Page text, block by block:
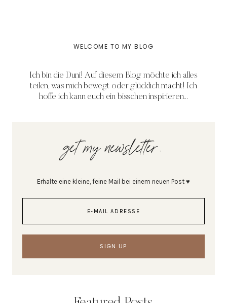
WELCOME TO MY BLOG
Ich bin die Duni! Auf diesem Blog möchte ich alles
teilen, was mich bewegt oder glücklich macht! Ich
hoffe ich kann euch ein bisschen inspirieren...
get my newsletter.
Erhalte eine kleine, feine Mail bei einem neuen Post ♥